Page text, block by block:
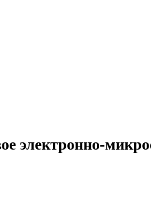
электронно-